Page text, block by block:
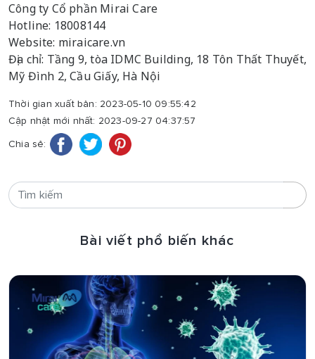
Công ty Cổ phần Mirai Care
Hotline: 18008144
Website: miraicare.vn
Địa chỉ: Tầng 9, tòa IDMC Building, 18 Tôn Thất Thuyết,
Mỹ Đình 2, Cầu Giấy, Hà Nội
Thời gian xuất bản: 2023-05-10 09:55:42
Cập nhật mới nhất: 2023-09-27 04:37:57
Chia sẻ:
Bài viết phổ biến khác